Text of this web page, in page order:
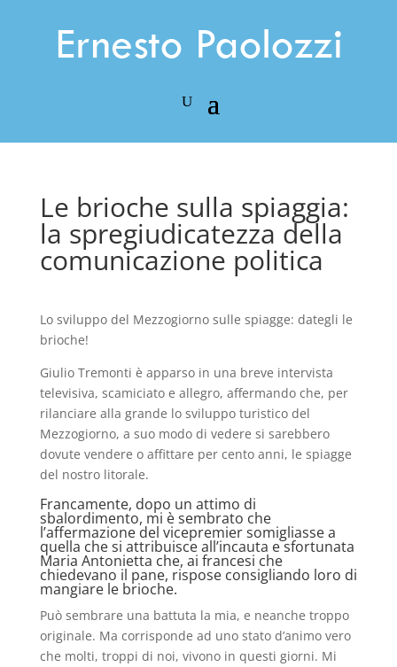
Le brioche sulla spiaggia:
la spregiudicatezza della
comunicazione politica
Lo sviluppo del Mezzogiorno sulle spiagge: dategli le
brioche!
Giulio Tremonti è apparso in una breve intervista
televisiva, scamiciato e allegro, affermando che, per
rilanciare alla grande lo sviluppo turistico del
Mezzogiorno, a suo modo di vedere si sarebbero
dovute vendere o affittare per cento anni, le spiagge
del nostro litorale.
Francamente, dopo un attimo di
sbalordimento, mi è sembrato che
l’affermazione del vicepremier somigliasse a
quella che si attribuisce all’incauta e sfortunata
Maria Antonietta che, ai francesi che
chiedevano il pane, rispose consigliando loro di
mangiare le brioche.
Può sembrare una battuta la mia, e neanche troppo
originale. Ma corrisponde ad uno stato d’animo vero
che molti, troppi di noi, vivono in questi giorni. Mi